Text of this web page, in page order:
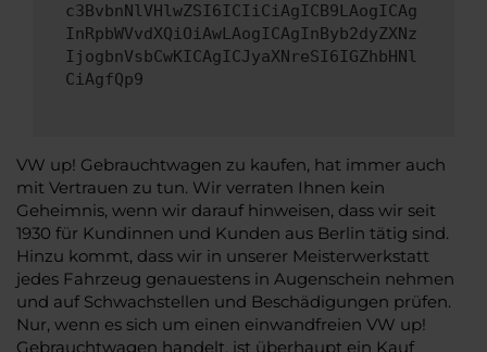
c3BvbnNlVHlwZSI6ICIiCiAgICB9LAogICAg
InRpbWVvdXQiOiAwLAogICAgInByb2dyZXNz
IjogbnVsbCwKICAgICJyaXNreSI6IGZhbHNl
CiAgfQp9
VW up! Gebrauchtwagen zu kaufen, hat immer auch
mit Vertrauen zu tun. Wir verraten Ihnen kein
Geheimnis, wenn wir darauf hinweisen, dass wir seit
1930 für Kundinnen und Kunden aus Berlin tätig sind.
Hinzu kommt, dass wir in unserer Meisterwerkstatt
jedes Fahrzeug genauestens in Augenschein nehmen
und auf Schwachstellen und Beschädigungen prüfen.
Nur, wenn es sich um einen einwandfreien VW up!
Gebrauchtwagen handelt, ist überhaupt ein Kauf